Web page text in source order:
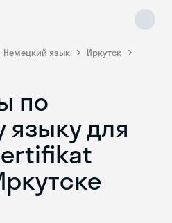
Немецкий язык
Иркутск
по
для